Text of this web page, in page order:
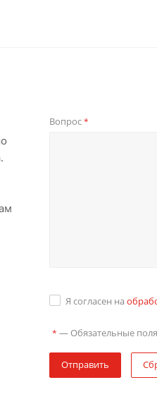
Вопрос*
Я согласен на
* — Обязательные поля
Отправить